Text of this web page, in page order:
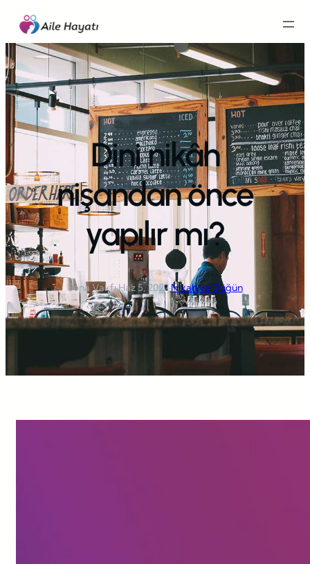
İçeriğe
geç
Dini nikâh
nişandan önce
yapılır mı?
Sena Vakfı·Haz 5, 2022·Nikah ve Düğün